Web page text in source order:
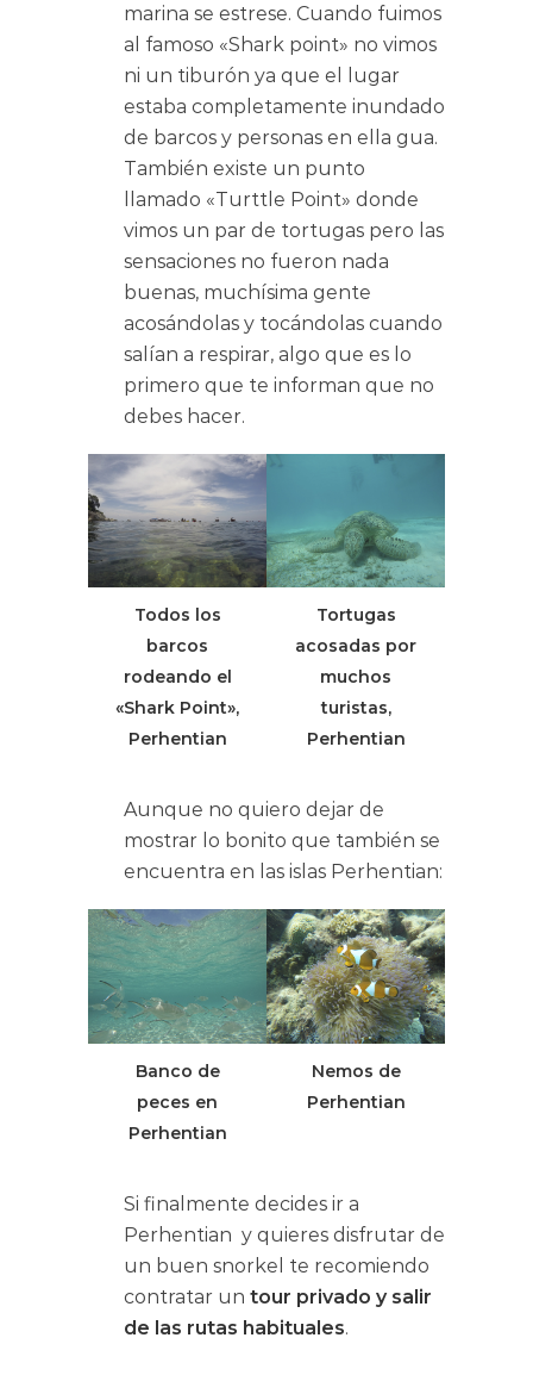
marina se estrese. Cuando fuimos
al famoso «Shark point» no vimos
ni un tiburón ya que el lugar
estaba completamente inundado
de barcos y personas en ella gua.
También existe un punto
llamado «Turttle Point» donde
vimos un par de tortugas pero las
sensaciones no fueron nada
buenas, muchísima gente
acosándolas y tocándolas cuando
salían a respirar, algo que es lo
primero que te informan que no
debes hacer.
Todos los
barcos
rodeando el
«Shark Point»,
Perhentian
Tortugas
acosadas por
muchos
turistas,
Perhentian
Aunque no quiero dejar de
mostrar lo bonito que también se
encuentra en las islas Perhentian:
Banco de
peces en
Perhentian
Nemos de
Perhentian
Si finalmente decides ir a
Perhentian y quieres disfrutar de
un buen snorkel te recomiendo
contratar un tour privado y salir
de las rutas habituales.